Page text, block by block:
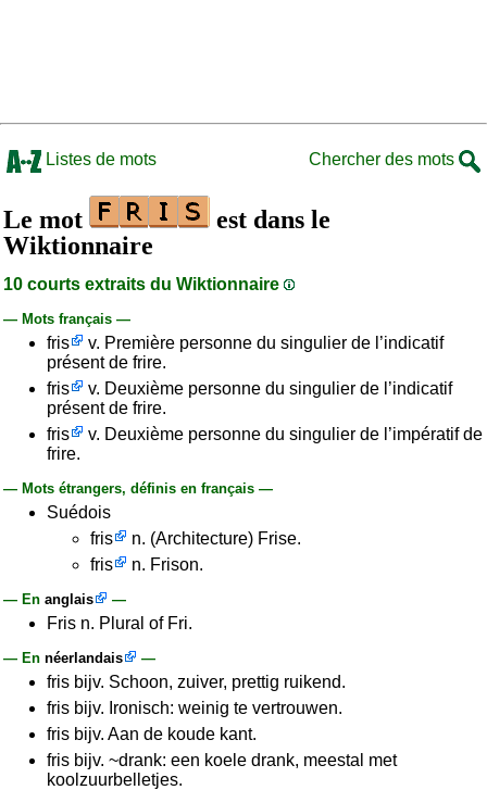
Listes de mots Chercher des mots
Le mot
est dans le
Wiktionnaire
10 courts extraits du Wiktionnaire
— Mots français —
fris
v. Première personne du singulier de l’indicatif
présent de frire.
fris
v. Deuxième personne du singulier de l’indicatif
présent de frire.
fris
v. Deuxième personne du singulier de l’impératif de
frire.
— Mots étrangers, définis en français —
Suédois
fris
n. (Architecture) Frise.
fris
n. Frison.
— En anglais —
Fris n. Plural of Fri.
— En néerlandais —
fris bijv. Schoon, zuiver, prettig ruikend.
fris bijv. Ironisch: weinig te vertrouwen.
fris bijv. Aan de koude kant.
fris bijv. ~drank: een koele drank, meestal met
koolzuurbelletjes.